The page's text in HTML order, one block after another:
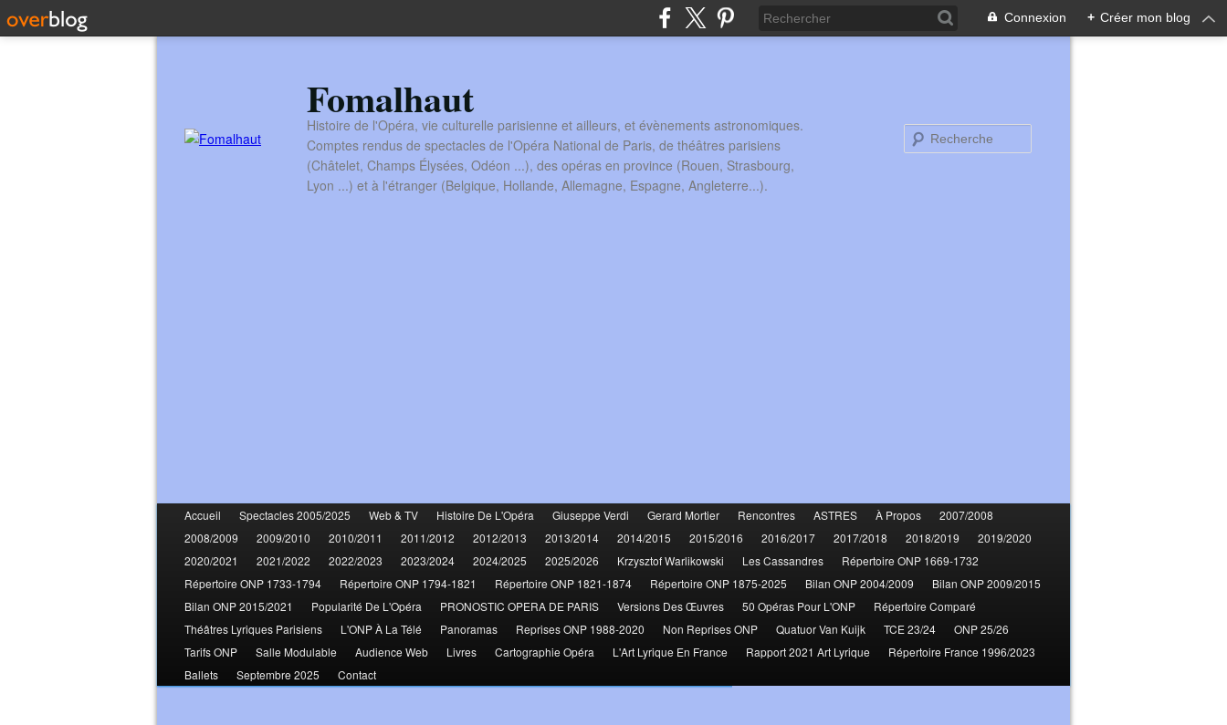
Connexion + Créer mon blog
Fomalhaut
Histoire de l'Opéra, vie culturelle parisienne et ailleurs, et évènements astronomiques.
Comptes rendus de spectacles de l'Opéra National de Paris, de théâtres parisiens
(Châtelet, Champs Élysées, Odéon ...), des opéras en province (Rouen, Strasbourg,
Lyon ...) et à l'étranger (Belgique, Hollande, Allemagne, Espagne, Angleterre...).
Accueil Spectacles 2005/2025 Web & TV Histoire De L'Opéra Giuseppe Verdi Gerard Mortier Rencontres ASTRES À Propos
2007/2008
2008/2009
2009/2010 2010/2011 2011/2012 2012/2013 2013/2014 2014/2015 2015/2016 2016/2017 2017/2018 2018/2019
2019/2020
2020/2021
2021/2022 2022/2023 2023/2024 2024/2025 2025/2026 Krzysztof Warlikowski Les Cassandres
Répertoire ONP 1669-1732
Répertoire ONP 1733-1794
Répertoire ONP 1794-1821 Répertoire ONP 1821-1874 Répertoire ONP 1875-2025 Bilan ONP 2004/2009
Bilan ONP 2009/2015
Bilan ONP 2015/2021
Popularité De L'Opéra PRONOSTIC OPERA DE PARIS Versions Des Œuvres 50 Opéras Pour L'ONP
Répertoire Comparé
Théâtres Lyriques Parisiens
L'ONP À La Télé Panoramas Reprises ONP 1988-2020 Non Reprises ONP Quatuor Van Kuijk TCE 23/24
ONP 25/26
Tarifs ONP
Salle Modulable Audience Web Livres Cartographie Opéra L'Art Lyrique En France Rapport 2021 Art Lyrique
Répertoire France 1996/2023
Ballets
Septembre 2025 Contact